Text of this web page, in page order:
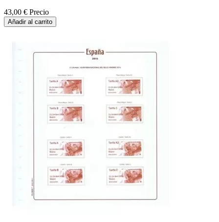
43,00 € Precio
Añadir al carrito